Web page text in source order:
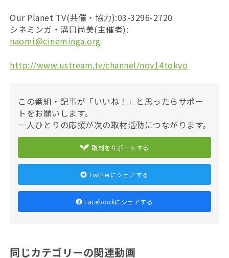
Our Planet TV(共催・協力):03-3296-2720
シネミンガ・溝口尚美(主催者):
naomi@cineminga.org
http://www.ustream.tv/channel/nov14tokyo
この番組・記事が「いいね！」と思ったらサポー
トをお願いします。
一人ひとりの応援が次の取材活動につながります。
取材をサポートする
Twitterにシェアする
Facebookにシェアする
同じカテゴリーの関連動画